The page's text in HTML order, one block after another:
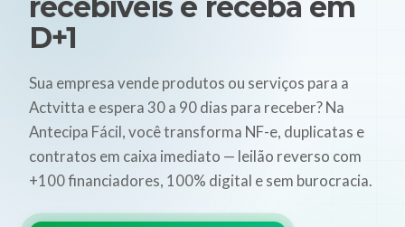
D+1
Sua empresa vende produtos ou serviços para a
Actvitta e espera 30 a 90 dias para receber? Na
Antecipa Fácil, você transforma NF-e, duplicatas e
contratos em caixa imediato — leilão reverso com
+100 financiadores, 100% digital e sem burocracia.